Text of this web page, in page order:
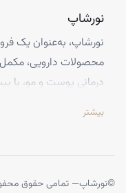
نورشاپ
نورشاپ، به‌عنوان یک
محصولات دارویی،
برندهای اروپایی تهیه
برتر جهانی برخوردارند،
بیشتر
©نورشاپ— تمامی حقوق